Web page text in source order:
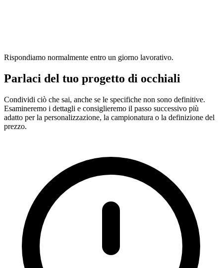
Rispondiamo normalmente entro un giorno lavorativo.
Parlaci del tuo progetto di occhiali
Condividi ciò che sai, anche se le specifiche non sono definitive.
Esamineremo i dettagli e consiglieremo il passo successivo più
adatto per la personalizzazione, la campionatura o la definizione del
prezzo.